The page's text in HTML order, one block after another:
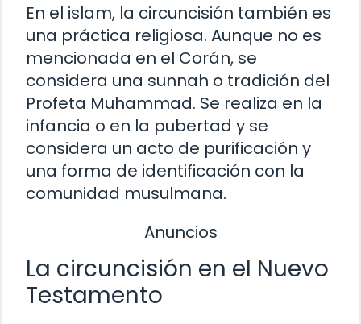
En el islam, la circuncisión también es
una práctica religiosa. Aunque no es
mencionada en el Corán, se
considera una sunnah o tradición del
Profeta Muhammad. Se realiza en la
infancia o en la pubertad y se
considera un acto de purificación y
una forma de identificación con la
comunidad musulmana.
Anuncios
La circuncisión en el Nuevo
Testamento